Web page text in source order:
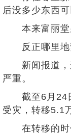
后没多少东西可
本来富丽堂
反正哪里地
新闻报道，
严重。
截至6月24日
受灾，转移5.1
在转移的时